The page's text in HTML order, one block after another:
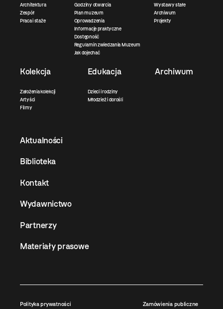
Architektura
Zespół
Praca i staże
Godziny otwarcia
Plan muzeum
Oprowadzenia
Informacje praktyczne
Dostępność
Regulamin zwiedzania Muzeum
Jak dojechać
Wystawy stałe
Archiwum
Projekty
Kolekcja
Założenia kolekcji
Artyści
Filmy
Edukacja
Dzieci i rodziny
Młodzież i dorośli
Archiwum
Aktualności
Biblioteka
Kontakt
Wydawnictwo
Partnerzy
Materiały prasowe
Polityka prywatności Zamówienia publiczne